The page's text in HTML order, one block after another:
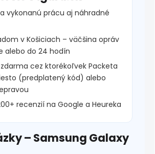
vykonanú prácu aj náhradné
v Košiciach – väčšina opráv
alebo do 24 hodín
cez ktorékoľvek Packeta
(predplatený kód) alebo
recenzií na Google a Heureka
– Samsung Galaxy